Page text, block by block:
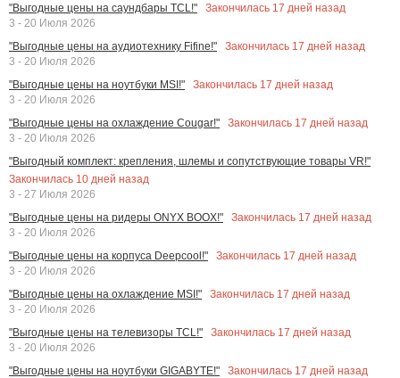
"Выгодные цены на саундбары TCL!"
Закончилась 17 дней назад
3 - 20 Июля 2026
"Выгодные цены на аудиотехнику Fifine!"
Закончилась 17 дней назад
3 - 20 Июля 2026
"Выгодные цены на ноутбуки MSI!"
Закончилась 17 дней назад
3 - 20 Июля 2026
"Выгодные цены на охлаждение Cougar!"
Закончилась 17 дней назад
3 - 20 Июля 2026
"Выгодный комплект: крепления, шлемы и сопутствующие товары VR!"
Закончилась 10 дней назад
3 - 27 Июля 2026
"Выгодные цены на ридеры ONYX BOOX!"
Закончилась 17 дней назад
3 - 20 Июля 2026
"Выгодные цены на корпуса Deepcool!"
Закончилась 17 дней назад
3 - 20 Июля 2026
"Выгодные цены на охлаждение MSI!"
Закончилась 17 дней назад
3 - 20 Июля 2026
"Выгодные цены на телевизоры TCL!"
Закончилась 17 дней назад
3 - 20 Июля 2026
"Выгодные цены на ноутбуки GIGABYTE!"
Закончилась 17 дней назад